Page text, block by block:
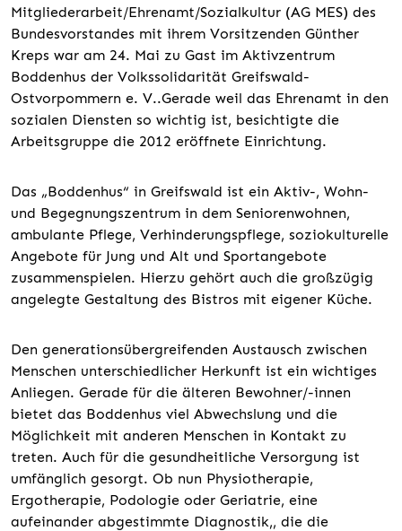
Mitgliederarbeit/Ehrenamt/Sozialkultur (AG MES) des
Bundesvorstandes mit ihrem Vorsitzenden Günther
Kreps war am 24. Mai zu Gast im Aktivzentrum
Boddenhus der Volkssolidarität Greifswald-
Ostvorpommern e. V..Gerade weil das Ehrenamt in den
sozialen Diensten so wichtig ist, besichtigte die
Arbeitsgruppe die 2012 eröffnete Einrichtung.
Das „Boddenhus“ in Greifswald ist ein Aktiv-, Wohn-
und Begegnungszentrum in dem Seniorenwohnen,
ambulante Pflege, Verhinderungspflege, soziokulturelle
Angebote für Jung und Alt und Sportangebote
zusammenspielen. Hierzu gehört auch die großzügig
angelegte Gestaltung des Bistros mit eigener Küche.
Den generationsübergreifenden Austausch zwischen
Menschen unterschiedlicher Herkunft ist ein wichtiges
Anliegen. Gerade für die älteren Bewohner/-innen
bietet das Boddenhus viel Abwechslung und die
Möglichkeit mit anderen Menschen in Kontakt zu
treten. Auch für die gesundheitliche Versorgung ist
umfänglich gesorgt. Ob nun Physiotherapie,
Ergotherapie, Podologie oder Geriatrie, eine
aufeinander abgestimmte Diagnostik,, die die